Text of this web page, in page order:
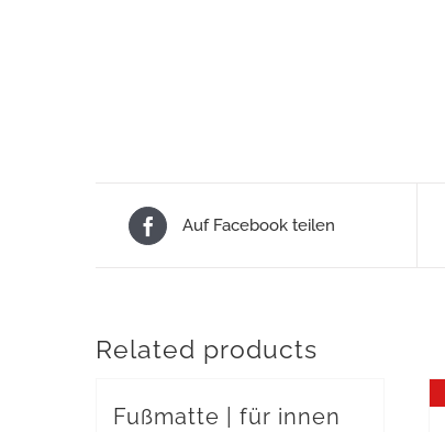
Auf Facebook teilen
Related products
Fußmatte | für innen